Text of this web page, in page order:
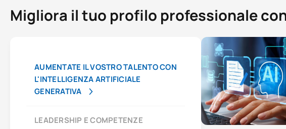
Migliora il tuo profilo professionale
AUMENTATE IL VOSTRO TALENTO CON
L'INTELLIGENZA ARTIFICIALE
GENERATIVA
LEADERSHIP E COMPETENZE